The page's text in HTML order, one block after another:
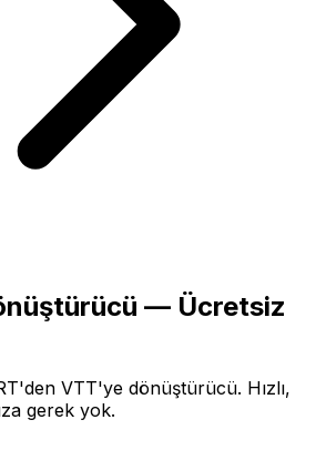
— Ücretsiz
VTT'ye dönüştürücü. Hızlı,
gerek yok.